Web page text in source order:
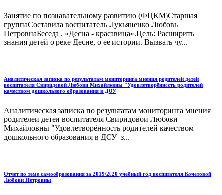
Занятие по познавательному развитию (ФЦКМ)Старшая
группаСоставила воспитатель Лукьяненко Любовь
ПетровнаБеседа . «Десна - красавица».Цель: Расширить
знания детей о реке Десне, о ее истории. Вызвать чу...
Аналитическая записка по результатам мониторинга мнения родителей детей
воспитателя Свиридовой Любови Михайловны "Удовлетворённость родителей
качеством дошкольного образования в ДОУ
Аналитическая записка по результатам мониторинга мнения
родителей детей воспитателя Свиридовой Любови
Михайловны "Удовлетворённость родителей качеством
дошкольного образования в ДОУ з...
Отчет по теме самообразования за 2019/2020 учебный год воспитателя Кочетовой
Любови Петровны